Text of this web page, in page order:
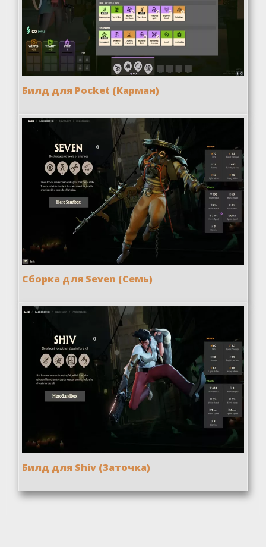
Билд для Pocket (Карман)
Сборка для Seven (Семь)
Билд для Shiv (Заточка)